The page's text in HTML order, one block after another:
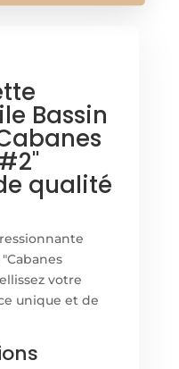
Bassin
qualité
votre
unique et de